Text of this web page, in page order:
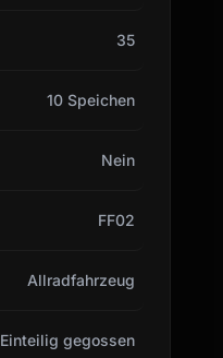
35
10 Speichen
Nein
FF02
Allradfahrzeug
Einteilig gegossen